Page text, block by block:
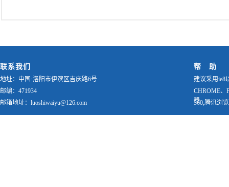
联系我们
地址：中国·洛阳市伊滨区吉庆路6号
邮编：471934
邮箱地址：luoshiwaiyu@126.com
帮 助
建议采用ie8
CHROME、
器
360,腾讯浏